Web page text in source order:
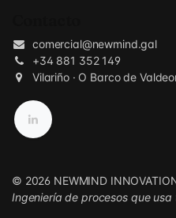
comercial@newmind.gal
+34 881 352 149
Vilariño · O Barco de
© 2026 NEWMIND
Ingeniería de procesos que usa